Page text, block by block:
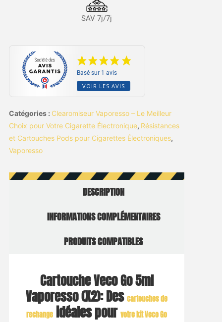
SAV 7j/7j
Basé sur 1 avis
VOIR LES AVIS
Catégories : Clearomiseur Vaporesso – Le Meilleur
Choix pour Votre Cigarette Électronique, Résistances
et Cartouches Pods pour Cigarettes Électroniques,
Vaporesso
DESCRIPTION
INFORMATIONS COMPLÉMENTAIRES
PRODUITS COMPATIBLES
Cartouche Veco Go 5ml
Vaporesso (X2): Descartouches de
rechange idéales pourvotre kit Veco Go